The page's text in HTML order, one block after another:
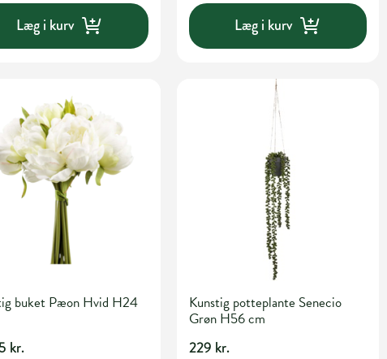
Læg i kurv Læg i kurv
buket Pæon Hvid H24
kr.
Kunstig potteplante Senecio
Grøn H56 cm
229 kr.